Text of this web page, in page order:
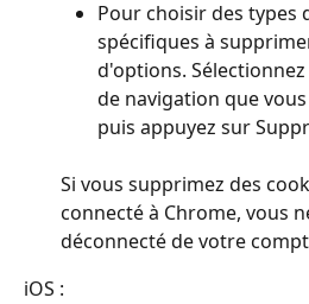
Pour choisir des types
spécifiques à
d'options.
de navigation que
puis appuyez sur
Si vous supprimez des
connecté à Chrome, vous
déconnecté de votre
iOS :